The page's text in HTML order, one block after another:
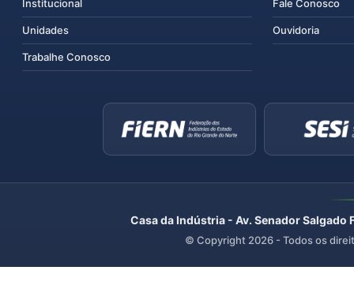
Institucional
Unidades
Trabalhe Conosco
Fale Conosco
Ouvidoria
Casa da Indústria - Av. Senador
© Copyright 2026 - Todos os